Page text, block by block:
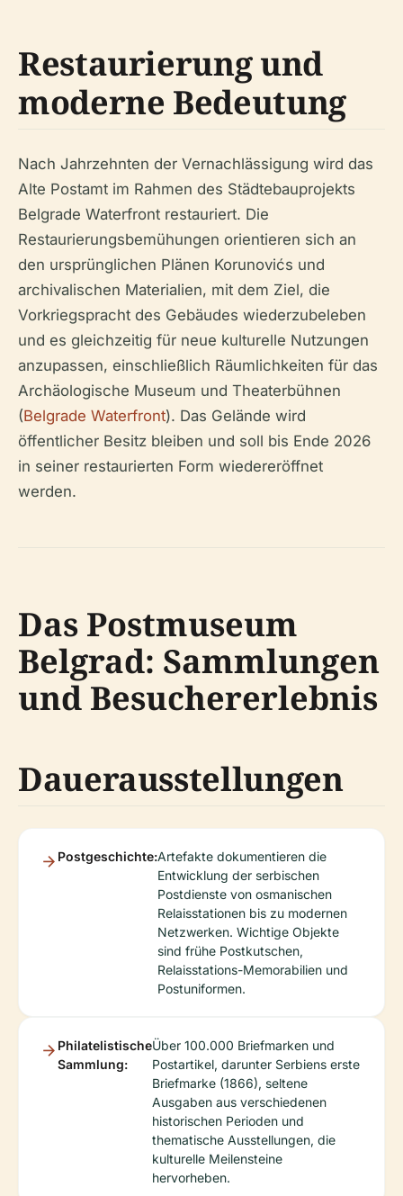
Restaurierung und
moderne Bedeutung
Nach Jahrzehnten der Vernachlässigung wird das
Alte Postamt im Rahmen des Städtebauprojekts
Belgrade Waterfront restauriert. Die
Restaurierungsbemühungen orientieren sich an
den ursprünglichen Plänen Korunovićs und
archivalischen Materialien, mit dem Ziel, die
Vorkriegspracht des Gebäudes wiederzubeleben
und es gleichzeitig für neue kulturelle Nutzungen
anzupassen, einschließlich Räumlichkeiten für das
Archäologische Museum und Theaterbühnen
(Belgrade Waterfront). Das Gelände wird
öffentlicher Besitz bleiben und soll bis Ende 2026
in seiner restaurierten Form wiedereröffnet
werden.
Das Postmuseum
Belgrad: Sammlungen
und Besuchererlebnis
Dauerausstellungen
Postgeschichte:Artefakte dokumentieren die
Entwicklung der serbischen
Postdienste von osmanischen
Relaisstationen bis zu modernen
Netzwerken. Wichtige Objekte
sind frühe Postkutschen,
Relaisstations-Memorabilien und
Postuniformen.
Philatelistische
Sammlung:
Über 100.000 Briefmarken und
Postartikel, darunter Serbiens erste
Briefmarke (1866), seltene
Ausgaben aus verschiedenen
historischen Perioden und
thematische Ausstellungen, die
kulturelle Meilensteine
hervorheben.